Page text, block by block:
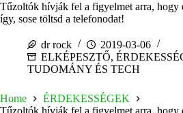
Tűzoltók hívják fel a figyelmet arra, hogy
így, sose töltsd a telefonodat!
dr rock
2019-03-06
ELKÉPESZTŐ,
TUDOMÁNY ÉS TECH
Home
ÉRDEKESSÉGEK